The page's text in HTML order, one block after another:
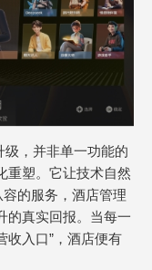
，并非单一功能的
重塑。它让技术自然
的服务，酒店管理
的真实回报。当每一
收入口”，酒店便有